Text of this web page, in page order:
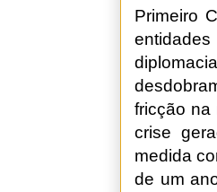
Primeiro
fricção na
crise
medida
de um